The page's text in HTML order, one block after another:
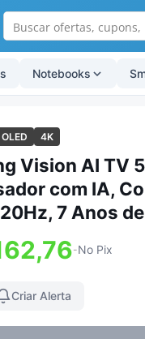
Notebooks
OLED 4K
Vision AI TV
com IA,
7 Anos
-No Pix
Criar Alerta